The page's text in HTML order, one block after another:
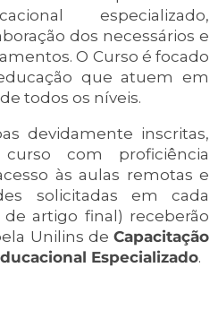
especializado,
dos necessários e
O Curso é focado
que atuem em
todos os níveis.
devidamente inscritas,
com proficiência
às aulas remotas e
solicitadas em cada
artigo final) receberão
Unilins de Capacitação
Especializado.